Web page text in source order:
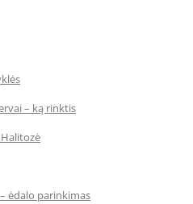
– ką rinktis
ėdalo parinkimas